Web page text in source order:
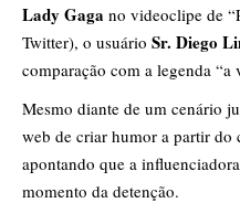
Lady Gaga no videoclipe de
Twitter), o usuário Sr. Diego
comparação com a legenda “a
​Mesmo diante de um cenário
web de criar humor a partir do
apontando que a
momento da detenção.